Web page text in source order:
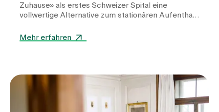
Zuhause» als erstes Schweizer Spital eine
vollwertige Alternative zum stationären Aufenthalt.
Zuhause medizinisch betreut – auf Spitalniveau,
Mehr erfahren